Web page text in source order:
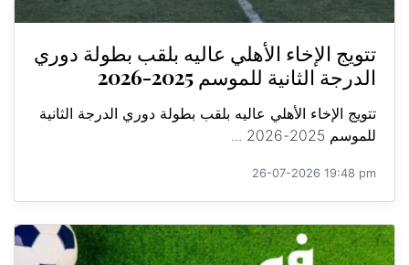
تتويج الإخاء الأهلي عاليه بلقب بطولة دوري
الدرجة الثانية للموسم 2025-2026
تتويج الإخاء الأهلي عاليه بلقب بطولة دوري الدرجة الثانية
للموسم 2025-2026 ...
26-07-2026 19:48 pm